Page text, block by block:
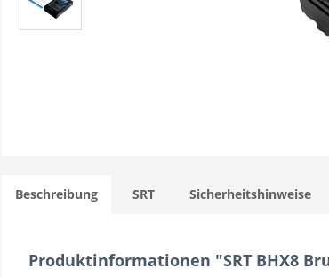
Beschreibung SRT Sicherheitshinweise
Produktinformationen "SRT BHX8